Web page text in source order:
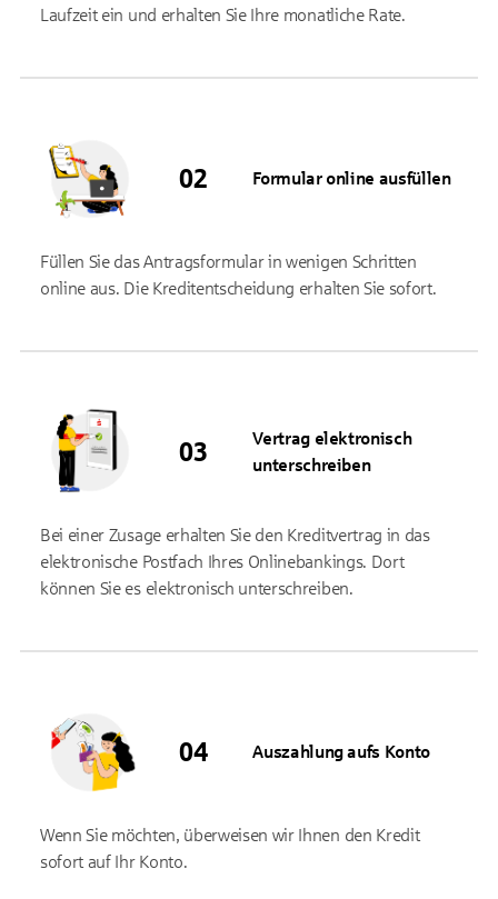
Laufzeit ein und erhalten Sie Ihre monatliche Rate.
Formular online ausfüllen
Füllen Sie das Antragsformular in wenigen Schritten
online aus. Die Kreditentscheidung erhalten Sie sofort.
Vertrag elektronisch
unterschreiben
Bei einer Zusage erhalten Sie den Kreditvertrag in das
elektronische Postfach Ihres Onlinebankings. Dort
können Sie es elektronisch unterschreiben.
Auszahlung aufs Konto
Wenn Sie möchten, überweisen wir Ihnen den Kredit
sofort auf Ihr Konto.